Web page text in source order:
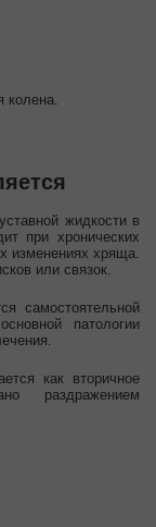
колена.
жидкости в
при хронических
изменениях хряща.
или связок.
самостоятельной
патологии
как вторичное
раздражением